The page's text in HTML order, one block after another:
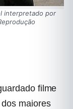
interpretado por
filme
dos maiores